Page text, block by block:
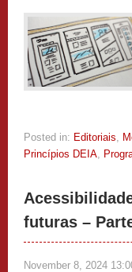
Posted in: Editoriais,
Princípios DEIA,
futuras –
November 8, 2024